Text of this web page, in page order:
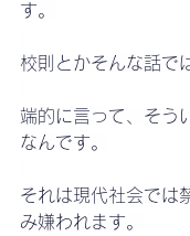
す。
校則とかそんな話で
端的に言って、そう
なんです。
それは現代社会では
み嫌われます。